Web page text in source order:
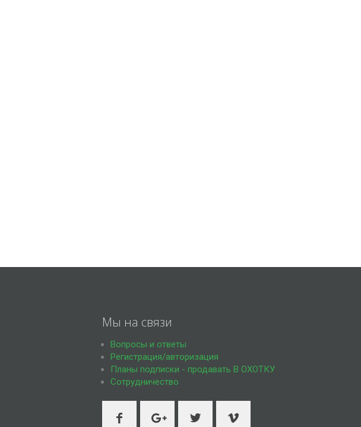
Мы на связи
Вопросы и ответы
Регистрация/авторизация
Планы подписки - продавать В ОХОТКУ
Сотрудничество